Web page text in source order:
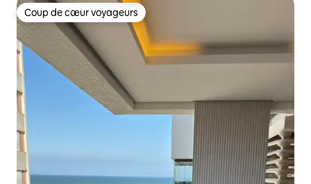
Coup de cœur voyageurs
Coup de cœur voyageurs